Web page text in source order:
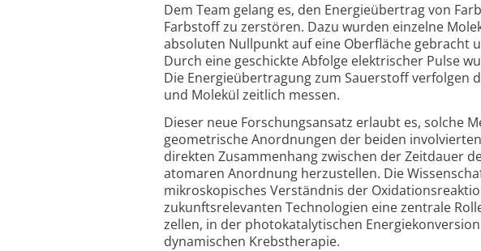
Dem Team gelang es, den Energie­übertrag von
Farbstoff zu zerstören. Dazu wurden einzelne
absoluten Nullpunkt auf eine Oberfläche gebracht
Durch eine geschickte Abfolge elektrischer Pulse
Die Energie­über­tragung zum Sauerstoff verfolgen
und Molekül zeitlich messen.
Dieser neue Forschungs­ansatz erlaubt es, solche
geometrische Anordnungen der beiden
direkten Zusammen­hang zwischen der Zeitdauer
atomaren Anordnung herzu­stellen. Die
mikro­skopisches Verständnis der
zukunfts­relevanten Techno­logien eine zentrale
zellen, in der photo­katalytischen
dynamischen Krebs­therapie.